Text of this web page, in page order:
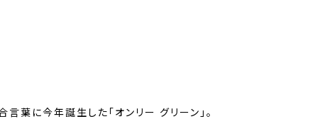
言葉に今年誕生した「オンリー グリーン」。